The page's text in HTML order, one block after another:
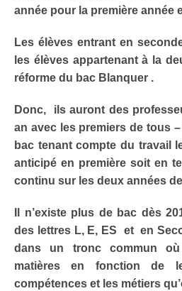
année pour la première année
Les élèves entrant en
les élèves appartenant à la
réforme du bac Blanquer .
Donc, ils auront des
an avec les premiers de tous
bac tenant compte du travail
anticipé en première soit en
continu sur les deux années
Il n’existe plus de bac dès
des lettres L, E, ES et en
dans un tronc commun
matières en fonction de
compétences et les métiers